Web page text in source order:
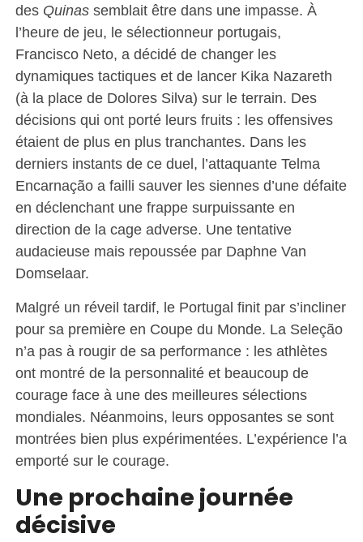
des Quinas semblait être dans une impasse. À
l’heure de jeu, le sélectionneur portugais,
Francisco Neto, a décidé de changer les
dynamiques tactiques et de lancer Kika Nazareth
(à la place de Dolores Silva) sur le terrain. Des
décisions qui ont porté leurs fruits : les offensives
étaient de plus en plus tranchantes. Dans les
derniers instants de ce duel, l’attaquante Telma
Encarnação a failli sauver les siennes d’une défaite
en déclenchant une frappe surpuissante en
direction de la cage adverse. Une tentative
audacieuse mais repoussée par Daphne Van
Domselaar.
Malgré un réveil tardif, le Portugal finit par s’incliner
pour sa première en Coupe du Monde. La Seleção
n’a pas à rougir de sa performance : les athlètes
ont montré de la personnalité et beaucoup de
courage face à une des meilleures sélections
mondiales. Néanmoins, leurs opposantes se sont
montrées bien plus expérimentées. L’expérience l’a
emporté sur le courage.
Une prochaine journée
décisive